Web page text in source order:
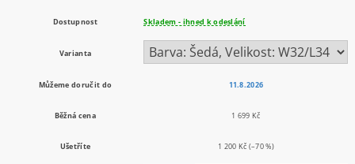
Dostupnost Skladem - ihned k odeslání
Varianta
Můžeme doručit do 11.8.2026
Běžná cena 1 699 Kč
Ušetříte 1 200 Kč (–70 %)